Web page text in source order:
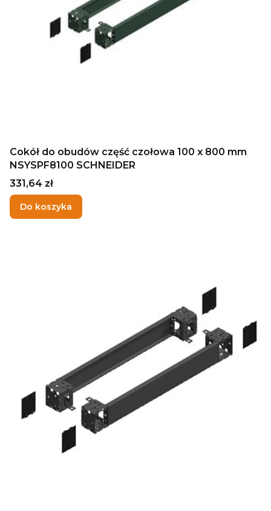
Cokół do obudów część czołowa 100 x 800 mm
NSYSPF8100 SCHNEIDER
Cena
331,64 zł
Do koszyka